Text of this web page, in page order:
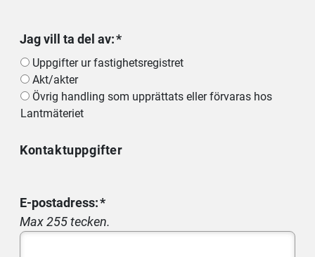
Jag vill ta del av:
Uppgifter ur fastighetsregistret
Akt/akter
Övrig handling som upprättats eller förvaras hos
Lantmäteriet
Kontaktuppgifter
E-postadress:
Max 255 tecken.